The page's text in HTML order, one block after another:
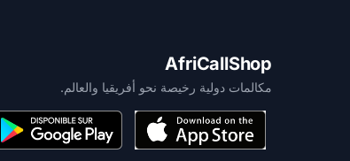
AfriCallShop
مكالمات دولية رخيصة نحو أفريقيا والعالم.